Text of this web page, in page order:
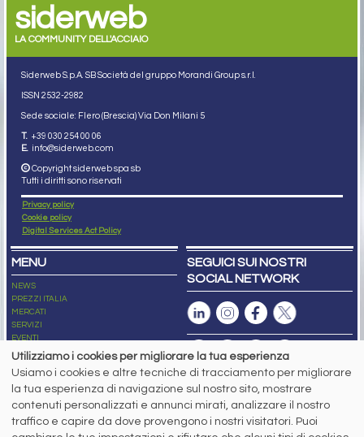
siderweb
LA COMMUNITY DELL'ACCIAIO
Siderweb S.p.A. SB Società del gruppo Morandi Group s.r.l.
ISSN 2532-2982
Sede sociale: Flero (Brescia) Via Don Milani 5
T. +39 030 254 00 06
E. info@siderweb.com
Copyright siderweb spa sb
Tutti i diritti sono riservati
Privacy policy
Cookie policy
Digital Services Act Policy
MENU
NEWS
PREZZI ITALIA
MERCATI
SERVIZI
EVENTI
ABBONAMENTI
NEWSLETTER
SEGUICI SUI NOSTRI
SOCIAL NETWORK
Capitale Sociale: 190.000€ interamente versato
Registro delle Imprese di Brescia
Codice Fiscale e Partita I.V.A.:IT03562320170
R.E.A. n. 419331
Utilizziamo i cookies per migliorare la tua esperienza
Usiamo i cookies e altre tecniche di tracciamento per migliorare
la tua esperienza di navigazione sul nostro sito, mostrare
contenuti personalizzati e annunci mirati, analizzare il nostro
traffico e capire da dove provengono i nostri visitatori. Puoi